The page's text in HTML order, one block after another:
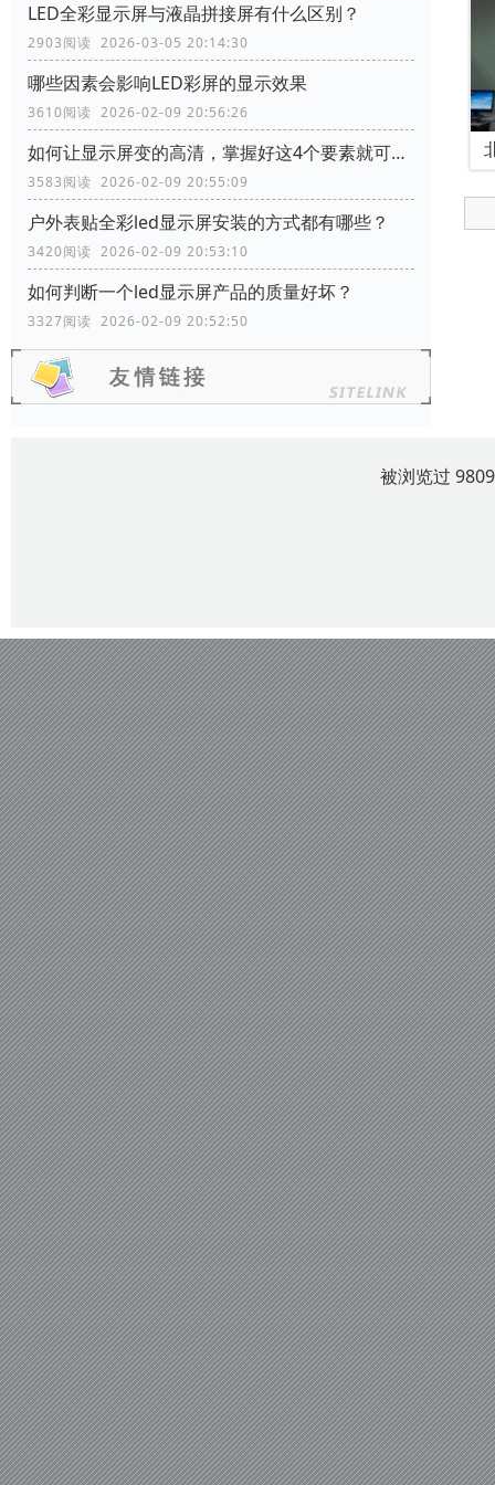
LED全彩显示屏与液晶拼接屏有什么区别？
2903阅读 2026-03-05 20:14:30
哪些因素会影响LED彩屏的显示效果
3610阅读 2026-02-09 20:56:26
如何让显示屏变的高清，掌握好这4个要素就可以了
3583阅读 2026-02-09 20:55:09
户外表贴全彩led显示屏安装的方式都有哪些？
3420阅读 2026-02-09 20:53:10
如何判断一个led显示屏产品的质量好坏？
3327阅读 2026-02-09 20:52:50
被浏览过